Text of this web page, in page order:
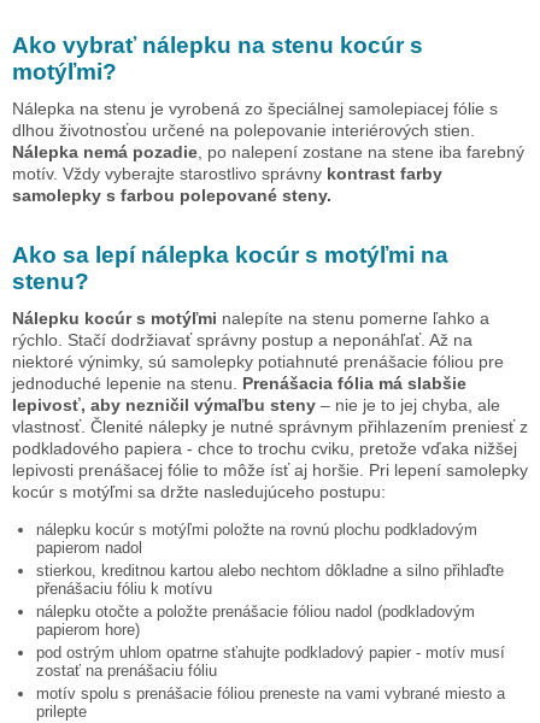
Ako vybrať nálepku na stenu kocúr s
motýľmi?
Nálepka na stenu je vyrobená zo špeciálnej samolepiacej fólie s
dlhou životnosťou určené na polepovanie interiérových stien.
Nálepka nemá pozadie , po nalepení zostane na stene iba farebný
motív. Vždy vyberajte starostlivo správny kontrast farby
samolepky s farbou polepované steny.
Ako sa lepí nálepka kocúr s motýľmi na
stenu?
Nálepku kocúr s motýľmi nalepíte na stenu pomerne ľahko a
rýchlo. Stačí dodržiavať správny postup a neponáhľať. Až na
niektoré výnimky, sú samolepky potiahnuté prenášacie fóliou pre
jednoduché lepenie na stenu. Prenášacia fólia má slabšie
lepivosť, aby nezničil výmaľbu steny – nie je to jej chyba, ale
vlastnosť. Členité nálepky je nutné správnym přihlazením preniesť z
podkladového papiera - chce to trochu cviku, pretože vďaka nižšej
lepivosti prenášacej fólie to môže ísť aj horšie. Pri lepení samolepky
kocúr s motýľmi sa držte nasledujúceho postupu:
nálepku kocúr s motýľmi položte na rovnú plochu podkladovým
papierom nadol
stierkou, kreditnou kartou alebo nechtom dôkladne a silno přihlaďte
přenášaciu fóliu k motívu
nálepku otočte a položte prenášacie fóliou nadol (podkladovým
papierom hore)
pod ostrým uhlom opatrne sťahujte podkladový papier - motív musí
zostať na prenášaciu fóliu
motív spolu s prenášacie fóliou preneste na vami vybrané miesto a
prilepte